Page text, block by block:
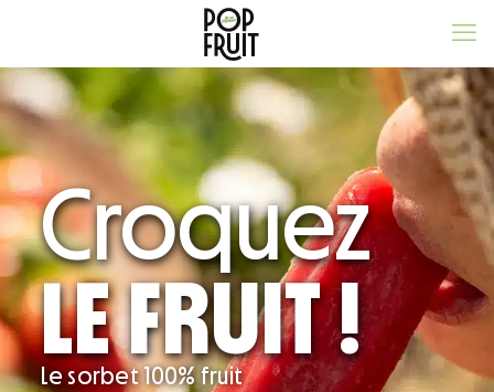
Croquez
LE FRUIT !
Le sorbet 100% fruit